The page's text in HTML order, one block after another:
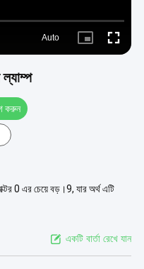
Auto
Picture- Fullscreen
করুন
0 এর চেয়ে বড়।9, যার অর্থ এটি
একটি বার্তা রেখে যান